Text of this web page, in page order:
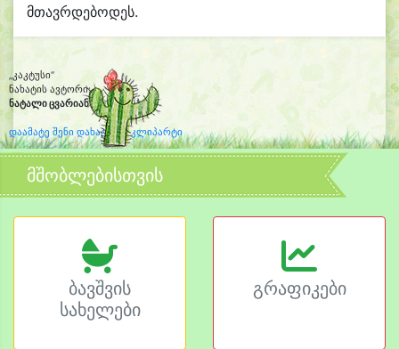
მთავრდებოდეს.
„კაკტუსი“
ნახატის ავტორი:
ნატალი ცვარიანი(6 წლის)
დაამატე შენი დახატული კლიპარტი
მშობლებისთვის
ბავშვის
სახელები
გრაფიკები